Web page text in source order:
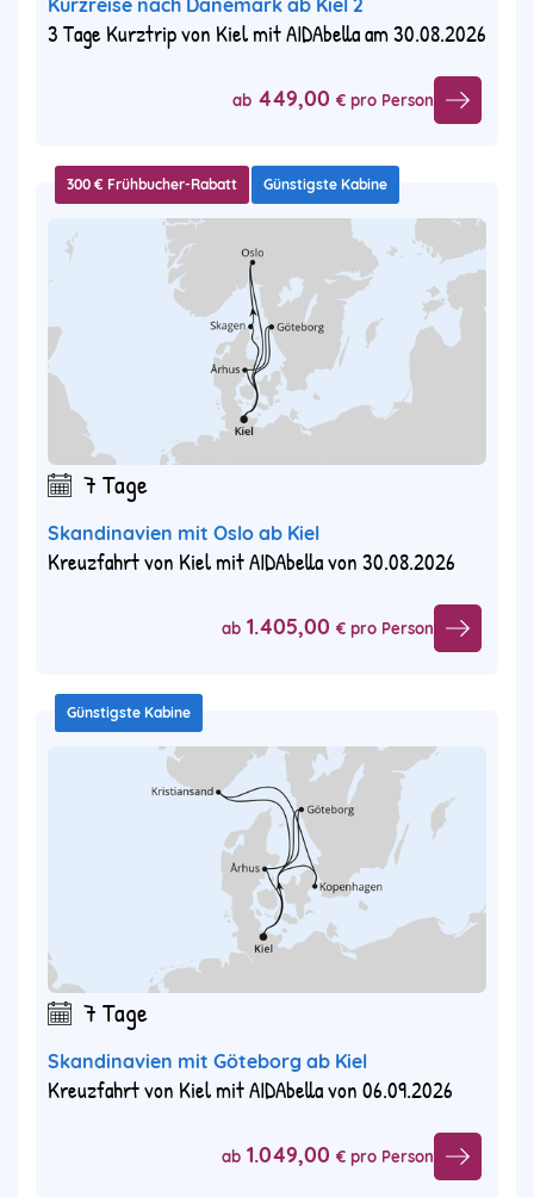
3 Tage Kurztrip von Kiel mit AIDAbella am 30.08.2026
ab 449,00 € pro Person
300 € Frühbucher-Rabatt Günstigste Kabine
7 Tage
Skandinavien mit Oslo ab Kiel
Kreuzfahrt von Kiel mit AIDAbella von 30.08.2026
ab 1.405,00 € pro Person
Günstigste Kabine
7 Tage
Skandinavien mit Göteborg ab Kiel
Kreuzfahrt von Kiel mit AIDAbella von 06.09.2026
ab 1.049,00 € pro Person